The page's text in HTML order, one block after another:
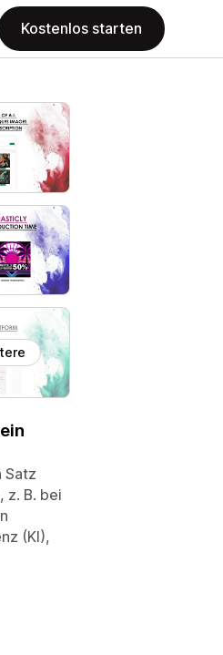
Kostenlos starten
Satz
z. B. bei
(KI),